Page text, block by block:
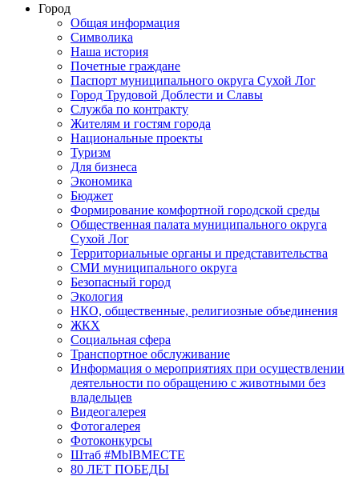
Город
Общая информация
Символика
Наша история
Почетные граждане
Паспорт муниципального округа Сухой Лог
Город Трудовой Доблести и Славы
Служба по контракту
Жителям и гостям города
Национальные проекты
Туризм
Для бизнеса
Экономика
Бюджет
Формирование комфортной городской среды
Общественная палата муниципального округа
Сухой Лог
Территориальные органы и представительства
СМИ муниципального округа
Безопасный город
Экология
НКО, общественные, религиозные объединения
ЖКХ
Социальная сфера
Транспортное обслуживание
Информация о мероприятиях при осуществлении
деятельности по обращению с животными без
владельцев
Видеогалерея
Фотогалерея
Фотоконкурсы
Штаб #MbIBMECTE
80 ЛЕТ ПОБЕДЫ